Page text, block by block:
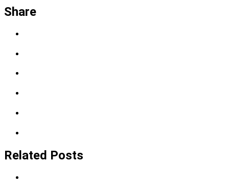
Share
Feedly
Related Posts